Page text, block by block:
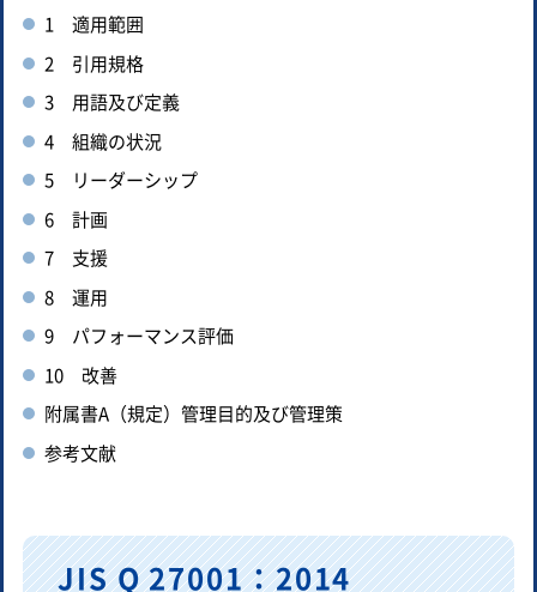
1 適用範囲
2 引用規格
3 用語及び定義
4 組織の状況
5 リーダーシップ
6 計画
7 支援
8 運用
9 パフォーマンス評価
10 改善
附属書A（規定）管理目的及び管理策
参考文献
JIS Q 27001：2014